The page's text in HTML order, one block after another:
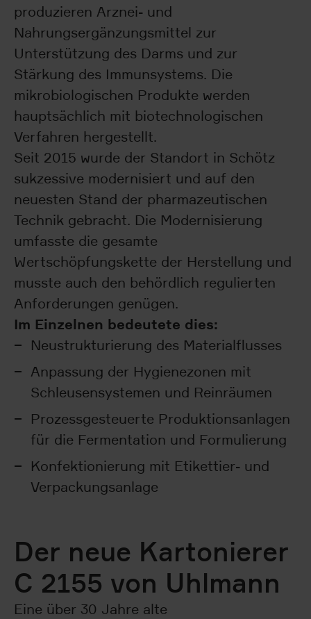
produzieren Arznei- und
Nahrungsergänzungsmittel zur
Unterstützung des Darms und zur
Stärkung des Immunsystems. Die
mikrobiologischen Produkte werden
hauptsächlich mit biotechnologischen
Verfahren hergestellt.
Seit 2015 wurde der Standort in Schötz
sukzessive modernisiert und auf den
neuesten Stand der pharmazeutischen
Technik gebracht. Die Modernisierung
umfasste die gesamte
Wertschöpfungskette der Herstellung und
musste auch den behördlich regulierten
Anforderungen genügen.
Im Einzelnen bedeutete dies:
Neustrukturierung des Materialflusses
Anpassung der Hygienezonen mit
Schleusensystemen und Reinräumen
Prozessgesteuerte Produktionsanlagen
für die Fermentation und Formulierung
Konfektionierung mit Etikettier- und
Verpackungsanlage
Der neue Kartonierer
C 2155 von Uhlmann
Eine über 30 Jahre alte